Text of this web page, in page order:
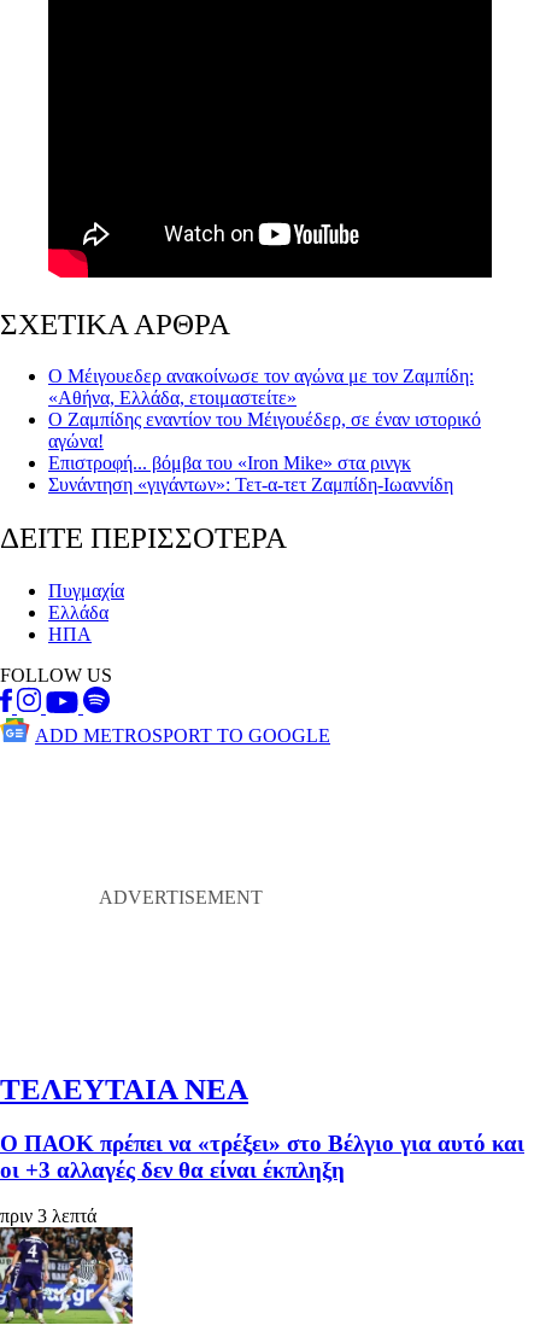
ΣΧΕΤΙΚΑ ΑΡΘΡΑ
Ο Μέιγουεδερ ανακοίνωσε τον αγώνα με τον Ζαμπίδη:
«Αθήνα, Ελλάδα, ετοιμαστείτε»
Ο Ζαμπίδης εναντίον του Μέιγουέδερ, σε έναν ιστορικό
αγώνα!
Επιστροφή... βόμβα του «Iron Mike» στα ρινγκ
Συνάντηση «γιγάντων»: Τετ-α-τετ Ζαμπίδη-Ιωαννίδη
ΔΕΙΤΕ ΠΕΡΙΣΣΟΤΕΡΑ
Πυγμαχία
Ελλάδα
ΗΠΑ
FOLLOW US
ADD METROSPORT TO GOOGLE
ΤΕΛΕΥΤΑΙΑ ΝΕΑ
Ο ΠΑΟΚ πρέπει να «τρέξει» στο Βέλγιο για αυτό και
οι +3 αλλαγές δεν θα είναι έκπληξη
πριν 3 λεπτά